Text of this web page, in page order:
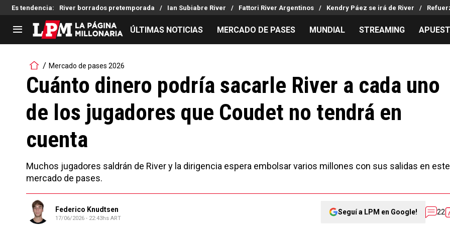
Es tendencia: River borrados pretemporada Ian Subiabre River Fattori River Argentinos Kendry Páez se irá de River
LIGA PROFESIONAL
Noticias
Tabla de posiciones
Fixture
Reserva
Copa Sudamericana
Copa Argentina
Selección Argentina
Mercado de Pases
Análisis tácticos
Juanfer Quintero
Chacho Coudet
Entradas
Hinchas
Los goles de River
Guías
ÚLTIMAS NOTICIAS MERCADO DE PASES MUNDIAL STREAMING
Mercado de pases 2026
Cuánto dinero podría sacarle River a cada uno
de los jugadores que Coudet no tendrá en
cuenta
Muchos jugadores saldrán de River y la dirigencia espera embolsar varios millones con sus salidas en este
mercado de pases.
Federico Knudtsen
17/06/2026 - 22:43hs ART
Seguí a LPM en Google! 22